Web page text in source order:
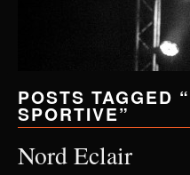
POSTS TAGGED “
SPORTIVE”
Nord Eclair